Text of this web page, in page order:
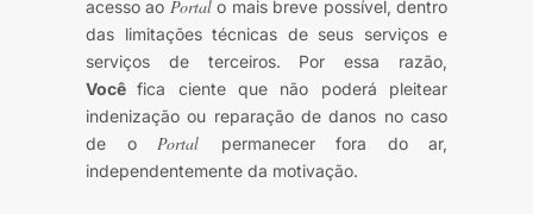
acesso ao Portalo mais breve possível, dentro
das limitações técnicas de seus serviços e
serviços de terceiros. Por essa razão,
Vocêfica ciente que não poderá pleitear
indenização ou reparação de danos no caso
de o Portal
permanecer fora do ar,
independentemente da motivação.